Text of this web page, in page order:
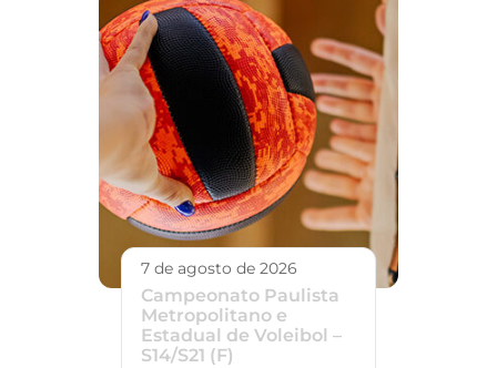
7 de agosto de 2026
Campeonato Paulista
Metropolitano e
Estadual de Voleibol –
S14/S21 (F)